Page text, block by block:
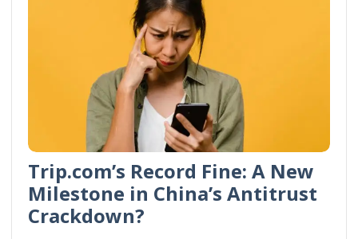
Trip.com’s Record Fine: A New
Milestone in China’s Antitrust
Crackdown?